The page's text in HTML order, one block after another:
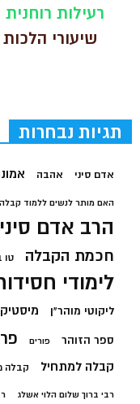
רעילות רוחנית
שיעורי
תגיות נבחרות
אדם סיני אהבה
האם מותר לנשים ללמוד קבלה
הרב אדם סיני
חכמת הקבלה טו
לימודי
ליקוטי מוהר"ן
ספר הזוהר פורים
קבלה למתחיל קבלה
רבי ברוך שלום הלוי אשלג